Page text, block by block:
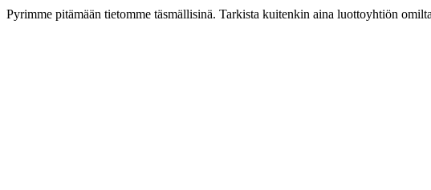
Pyrimme pitämään tietomme täsmällisinä. Tarkista kuitenkin aina luottoyhtiön